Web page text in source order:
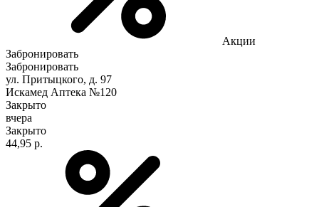
Акции
Забронировать
Забронировать
ул. Притыцкого, д. 97
Искамед Аптека №120
Закрыто
вчера
Закрыто
44,95 р.